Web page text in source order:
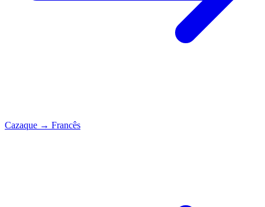
Cazaque → Francês